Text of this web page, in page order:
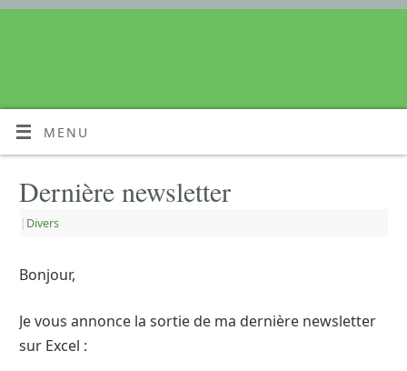
MENU
Dernière newsletter
| Divers
Bonjour,
Je vous annonce la sortie de ma dernière newsletter
sur Excel :